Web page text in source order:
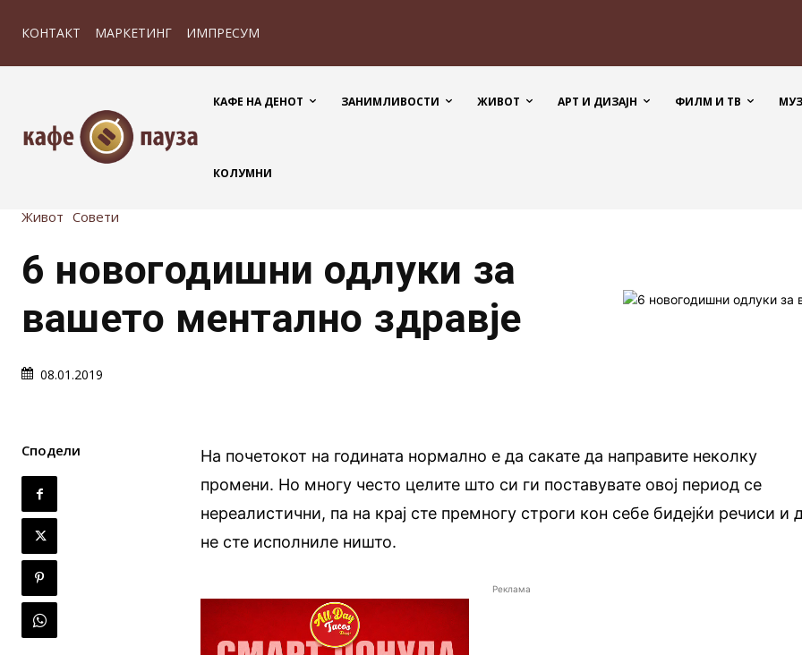
КОНТАКТ МАРКЕТИНГ ИМПРЕСУМ
КАФЕ НА ДЕНОТ ЗАНИМЛИВОСТИ ЖИВОТ АРТ И ДИЗАЈН ФИЛМ И ТВ
КОЛУМНИ
Живот Совети
6 новогодишни одлуки за
вашето ментално здравје
08.01.2019
Сподели
На почетокот на годината нормално е да сакате да направите неколку
промени. Но многу често целите што си ги поставувате овој период се
нереалистични, па на крај сте премногу строги кон себе бидејќи речиси и
не сте исполниле ништо.
Реклама